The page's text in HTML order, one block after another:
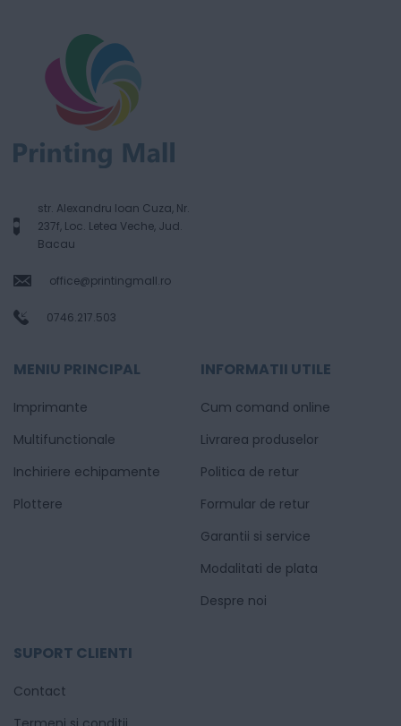
str. Alexandru Ioan Cuza, Nr.
237f, Loc. Letea Veche, Jud.
Bacau
office@printingmall.ro
0746.217.503
MENIU PRINCIPAL
Imprimante
Multifunctionale
Inchiriere echipamente
Plottere
INFORMATII UTILE
Cum comand online
Livrarea produselor
Politica de retur
Formular de retur
Garantii si service
Modalitati de plata
Despre noi
SUPORT CLIENTI
Contact